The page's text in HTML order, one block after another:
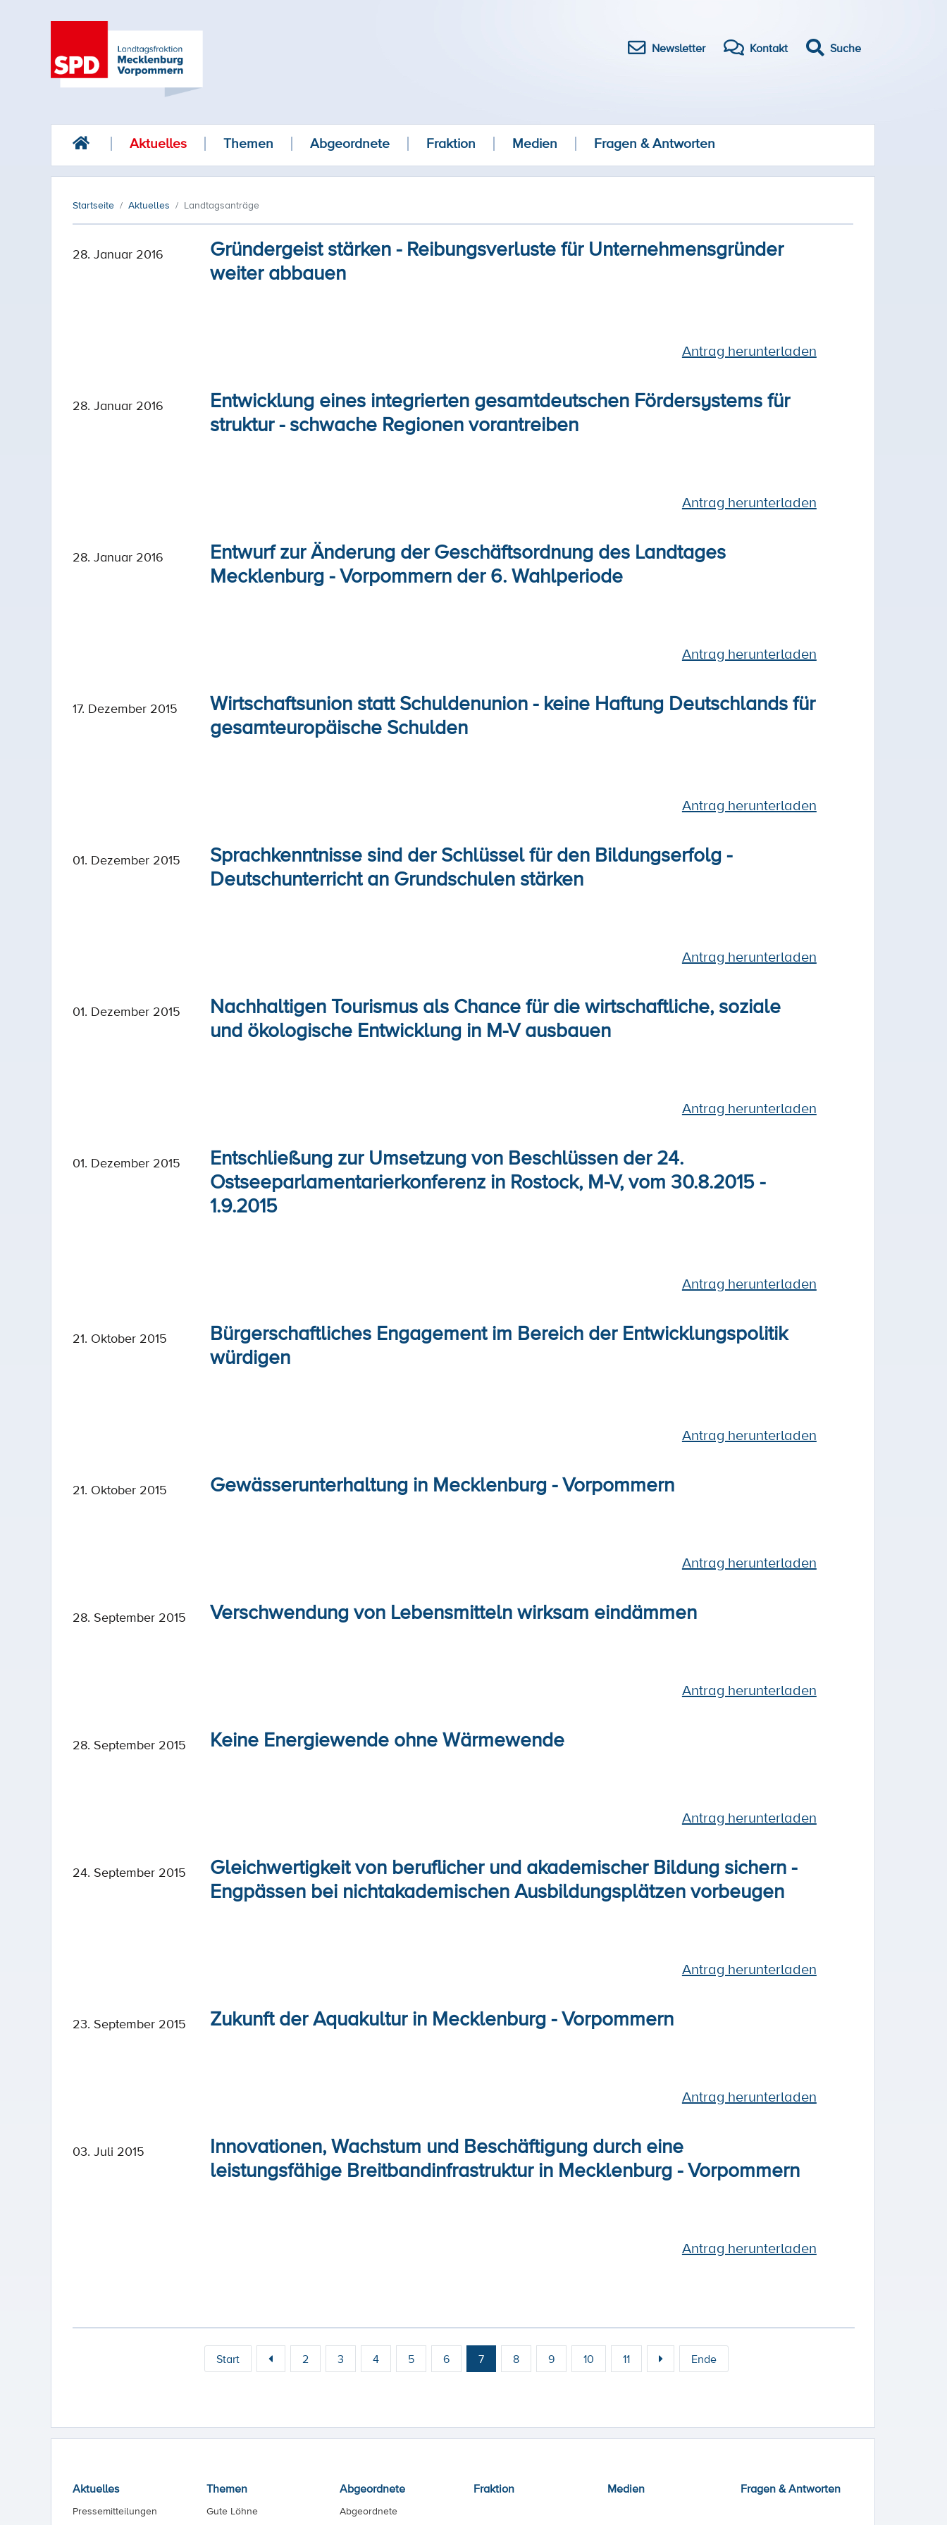
Newsletter Kontakt Suche
Aktuelles Themen Abgeordnete Fraktion Medien Fragen & Antworten
Startseite Aktuelles Landtagsanträge
28. Januar 2016
Gründergeist stärken - Reibungsverluste für Unternehmensgründer
weiter abbauen
Antrag herunterladen
28. Januar 2016
Entwicklung eines integrierten gesamtdeutschen Fördersystems für
struktur - schwache Regionen vorantreiben
Antrag herunterladen
28. Januar 2016
Entwurf zur Änderung der Geschäftsordnung des Landtages
Mecklenburg - Vorpommern der 6. Wahlperiode
Antrag herunterladen
17. Dezember 2015
Wirtschaftsunion statt Schuldenunion - keine Haftung Deutschlands für
gesamteuropäische Schulden
Antrag herunterladen
01. Dezember 2015
Sprachkenntnisse sind der Schlüssel für den Bildungserfolg -
Deutschunterricht an Grundschulen stärken
Antrag herunterladen
01. Dezember 2015
Nachhaltigen Tourismus als Chance für die wirtschaftliche, soziale
und ökologische Entwicklung in M-V ausbauen
Antrag herunterladen
01. Dezember 2015
Entschließung zur Umsetzung von Beschlüssen der 24.
Ostseeparlamentarierkonferenz in Rostock, M-V, vom 30.8.2015 -
1.9.2015
Antrag herunterladen
21. Oktober 2015
Bürgerschaftliches Engagement im Bereich der Entwicklungspolitik
würdigen
Antrag herunterladen
21. Oktober 2015 Gewässerunterhaltung in Mecklenburg - Vorpommern
Antrag herunterladen
28. September 2015 Verschwendung von Lebensmitteln wirksam eindämmen
Antrag herunterladen
28. September 2015 Keine Energiewende ohne Wärmewende
Antrag herunterladen
24. September 2015
Gleichwertigkeit von beruflicher und akademischer Bildung sichern -
Engpässen bei nichtakademischen Ausbildungsplätzen vorbeugen
Antrag herunterladen
23. September 2015 Zukunft der Aquakultur in Mecklenburg - Vorpommern
Antrag herunterladen
03. Juli 2015
Innovationen, Wachstum und Beschäftigung durch eine
leistungsfähige Breitbandinfrastruktur in Mecklenburg - Vorpommern
Antrag herunterladen
Start 2 3 4 5 6 7 8 9 10 11 Ende
Aktuelles
Pressemitteilungen
Themen
Gute Löhne
Abgeordnete
Abgeordnete
Fraktion Medien Fragen & Antworten